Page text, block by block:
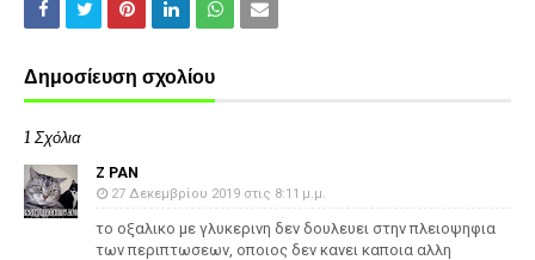
Δημοσίευση σχολίου
1 Σχόλια
Z PAN
27 Δεκεμβρίου 2019 στις 8:11 μ.μ.
το οξαλικο με γλυκερινη δεν δουλευει στην πλειοψηφια
των περιπτωσεων, οποιος δεν κανει καποια αλλη